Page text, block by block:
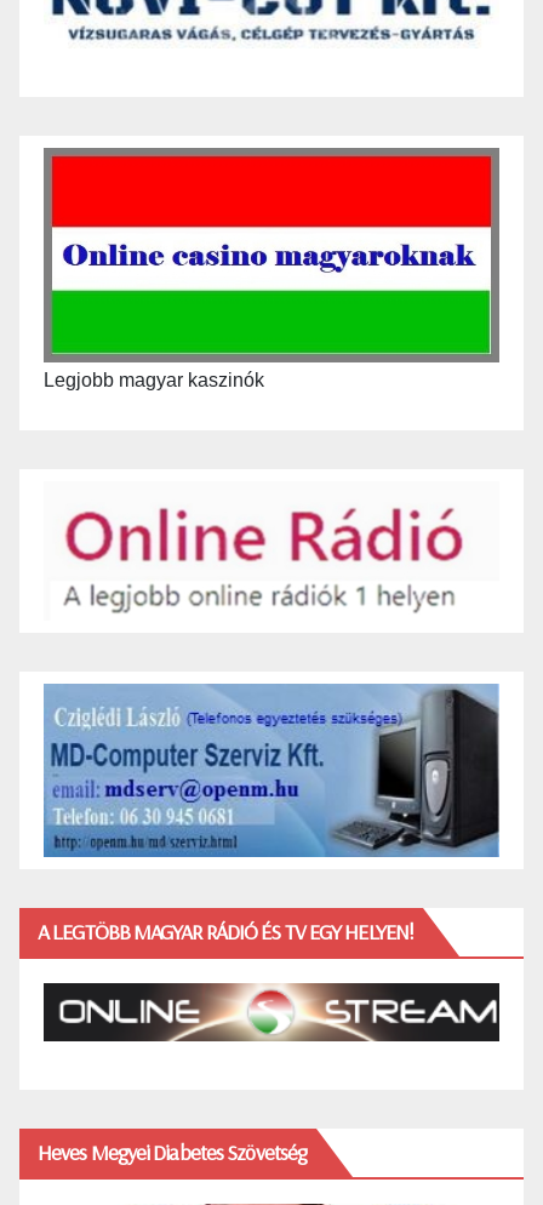
Legjobb magyar kaszinók
A LEGTÖBB MAGYAR RÁDIÓ ÉS TV EGY HELYEN!
Heves Megyei Diabetes Szövetség